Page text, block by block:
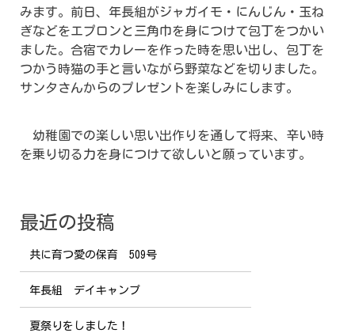
みます。前日、年長組がジャガイモ・にんじん・玉ね
ぎなどをエプロンと三角巾を身につけて包丁をつかい
ました。合宿でカレーを作った時を思い出し、包丁を
つかう時猫の手と言いながら野菜などを切りました。
サンタさんからのプレゼントを楽しみにします。
幼稚園での楽しい思い出作りを通して将来、辛い時
を乗り切る力を身につけて欲しいと願っています。
最近の投稿
共に育つ愛の保育 509号
年長組 デイキャンプ
夏祭りをしました！